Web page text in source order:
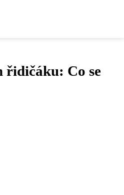
řidičáku: Co se